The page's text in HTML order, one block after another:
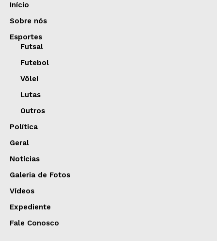
Início
Sobre nós
Esportes
Futsal
Futebol
Vôlei
Lutas
Outros
Política
Geral
Notícias
Galeria de Fotos
Vídeos
Expediente
Fale Conosco